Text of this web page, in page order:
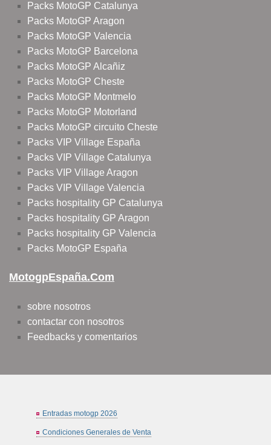
Packs MotoGP Catalunya
Packs MotoGP Aragon
Packs MotoGP Valencia
Packs MotoGP Barcelona
Packs MotoGP Alcañiz
Packs MotoGP Cheste
Packs MotoGP Montmelo
Packs MotoGP Motorland
Packs MotoGP circuito Cheste
Packs VIP Village España
Packs VIP Village Catalunya
Packs VIP Village Aragon
Packs VIP Village Valencia
Packs hospitality GP Catalunya
Packs hospitality GP Aragon
Packs hospitality GP Valencia
Packs MotoGP España
MotogpEspaña.com
sobre nosotros
contactar con nosotros
Feedbacks y comentarios
Entradas motogp 2026
Condiciones Generales de Venta